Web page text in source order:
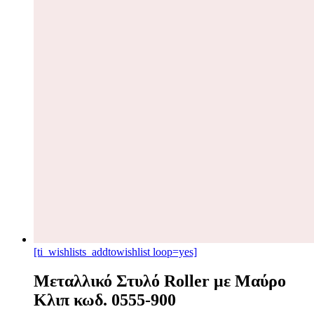
[ti_wishlists_addtowishlist loop=yes]
Μεταλλικό Στυλό Roller με Μαύρο
Κλιπ κωδ. 0555-900